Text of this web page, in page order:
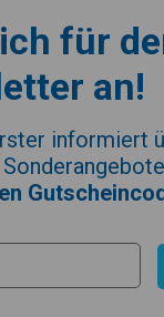
für
an!
informiert